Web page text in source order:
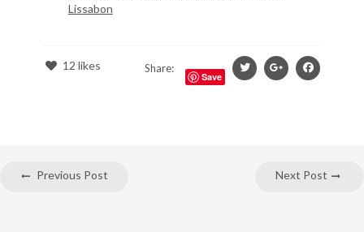
Lissabon
12 likes Share:
Save
Previous Post Next Post